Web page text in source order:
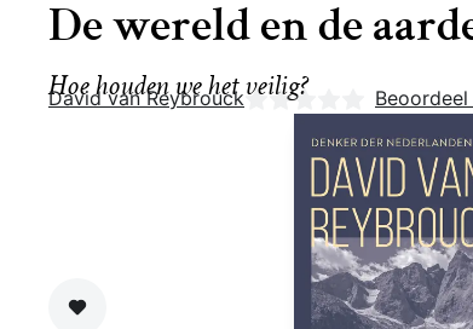
Rotterdam
Leiden
Antwerpen
De wereld en de
Hoe houden we het veilig?
David van ReybrouckNog geen beoordelingen